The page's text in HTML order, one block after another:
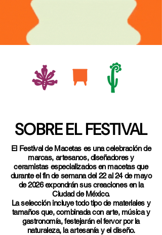
SOBRE EL FESTIVAL
El Festival de Macetas es una celebración de
marcas, artesanos, diseñadores y
ceramistas especializados en macetas que
durante el fin de semana del 22 al 24 de mayo
de 2026 expondrán sus creaciones en la
Ciudad de México.
La selección incluye todo tipo de materiales y
tamaños que, combinada con arte, música y
gastronomía, festejarán el fervor por la
naturaleza, la artesanía y el diseño.